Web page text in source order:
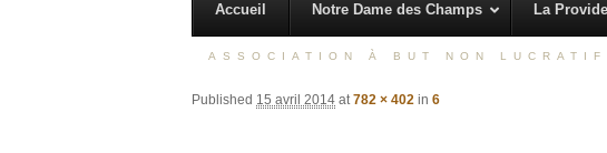
Accueil Notre Dame des Champs La
ASSOCIATION À BUT NON
Published 15 avril 2014 at782 × 402 in 6